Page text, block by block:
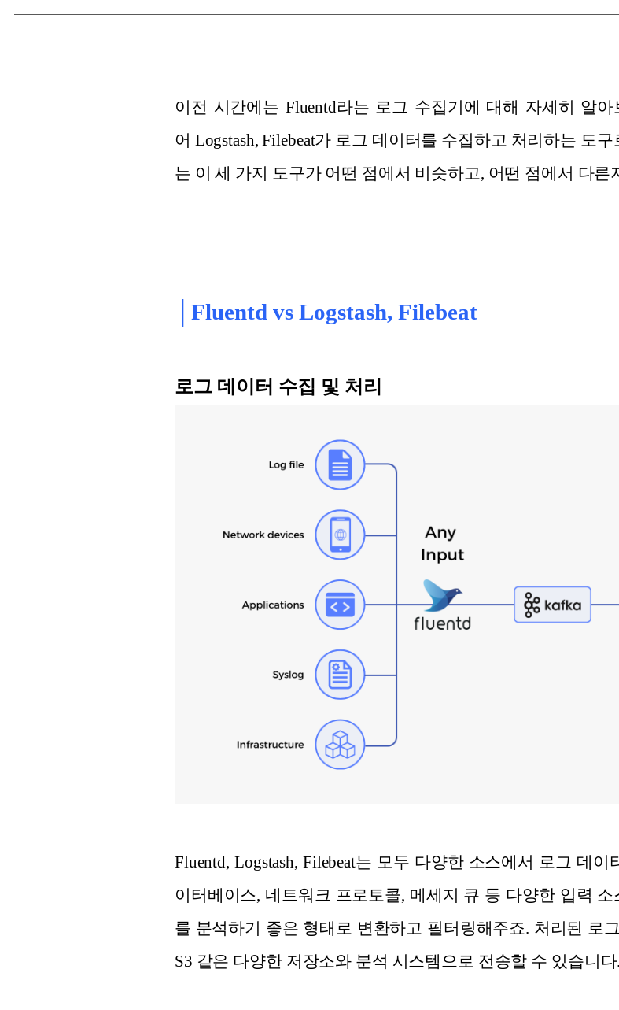
이전 시간에는 Fluentd라는 로그 수집기에 대해 자세히 알아
어 Logstash, Filebeat가 로 그 데 이터를 수집하고 처리하는 도구
는 이 세 가지 도구가 어떤 점에서 비슷하고, 어떤 점에서 다른
│Fluentd vs Logstash, Filebeat
로그 데이터 수집 및 처리
Fluentd, Logstash, Filebeat는 모두 다양한 소스에서 로그 데
이터베이스, 네트워크 프로토콜, 메세지 큐 등 다양한 입력
를 분석하기 좋은 형태로 변환하고 필터링해주죠. 처리된 로그
S3 같은 다양한 저장소와 분석 시스템으로 전송할 수 있습니다.